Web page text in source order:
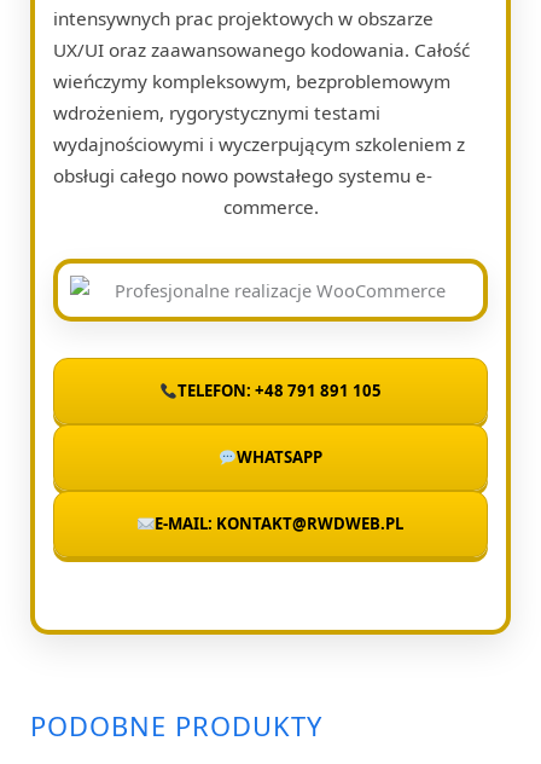
intensywnych prac projektowych w obszarze
UX/UI oraz zaawansowanego kodowania. Całość
wieńczymy kompleksowym, bezproblemowym
wdrożeniem, rygorystycznymi testami
wydajnościowymi i wyczerpującym szkoleniem z
obsługi całego nowo powstałego systemu e-
commerce.
TELEFON: +48 791 891 105
WHATSAPP
E-MAIL: KONTAKT@RWDWEB.PL
PODOBNE PRODUKTY